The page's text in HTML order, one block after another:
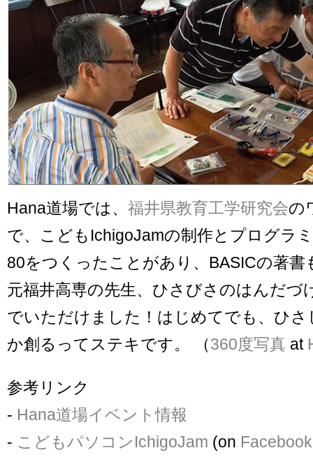
Hana道場では、 福井県教育工学研究会の
で、こどもIchigoJamの制作とプログラ
80をつくったことがあり、BASICの著書
元福井高専の先生、ひさびさのはんだづ
でいただけました！はじめてでも、ひさ
か創るってステキです。 （360度写真 at
参考リンク
- Hana道場イベント情報
- こどもパソコンIchigoJam (on Facebook